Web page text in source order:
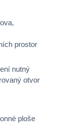
prostor
nutný
otvor
ploše